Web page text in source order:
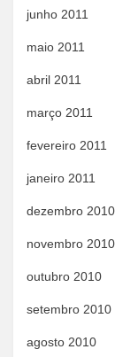
junho 2011
maio 2011
abril 2011
março 2011
fevereiro 2011
janeiro 2011
dezembro 2010
novembro 2010
outubro 2010
setembro 2010
agosto 2010